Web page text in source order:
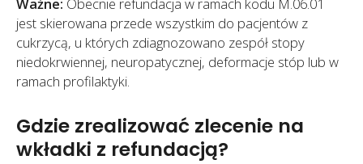
jest skierowana przede wszystkim do pacjentów z
cukrzycą, u których zdiagnozowano zespół stopy
niedokrwiennej, neuropatycznej, deformacje stóp lub w
ramach profilaktyki.
Gdzie zrealizować zlecenie na
wkładki z refundacją?